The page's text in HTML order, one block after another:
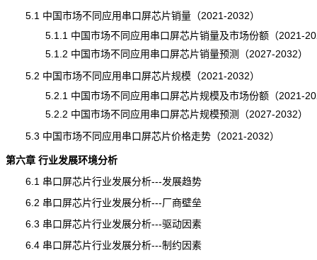
5.1 中国市场不同应用串口屏芯片销量（2021-2032）
5.1.1 中国市场不同应用串口屏芯片销量及市场份额（2021-
5.1.2 中国市场不同应用串口屏芯片销量预测（2027-2032）
5.2 中国市场不同应用串口屏芯片规模（2021-2032）
5.2.1 中国市场不同应用串口屏芯片规模及市场份额（2021-
5.2.2 中国市场不同应用串口屏芯片规模预测（2027-2032）
5.3 中国市场不同应用串口屏芯片价格走势（2021-2032）
第六章 行业发展环境分析
6.1 串口屏芯片行业发展分析---发展趋势
6.2 串口屏芯片行业发展分析---厂商壁垒
6.3 串口屏芯片行业发展分析---驱动因素
6.4 串口屏芯片行业发展分析---制约因素